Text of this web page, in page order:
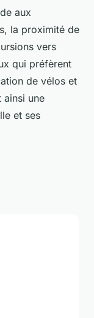
aux
la proximité de
vers
qui préfèrent
de vélos et
une
et ses